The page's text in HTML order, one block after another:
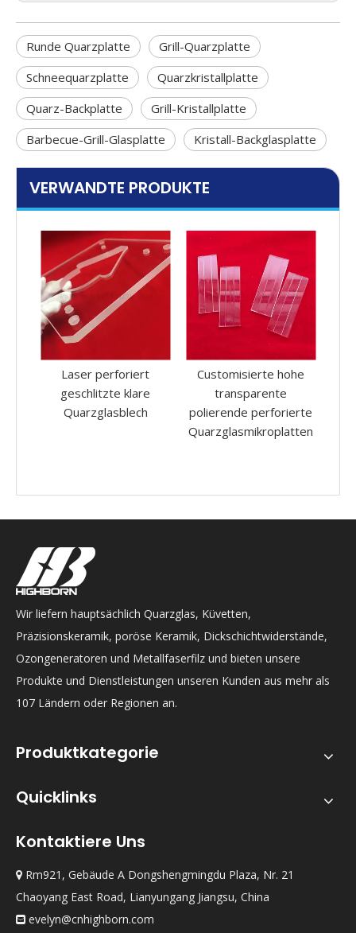
Runde Quarzplatte
Grill-Quarzplatte
Schneequarzplatte
Quarzkristallplatte
Quarz-Backplatte
Grill-Kristallplatte
Barbecue-Grill-Glasplatte
Kristall-Backglasplatte
VERWANDTE PRODUKTE
Customisierte hohe
transparente
polierende perforierte
Quarzglasmikroplatten
Rundes transparentes
Quarzglasfenster aus
Quarzglas
Wir liefern hauptsächlich Quarzglas, Küvetten,
Präzisionskeramik, poröse Keramik, Dickschichtwiderstände,
Ozongeneratoren und Metallfaserfilz und bieten unsere
Produkte und Dienstleistungen unseren Kunden aus mehr als
107 Ländern oder Regionen an.
Produktkategorie
Quicklinks
Kontaktiere Uns
 Rm921, Gebäude A Dongshengmingdu Plaza, Nr. 21
Chaoyang East Road, Lianyungang Jiangsu, China
 evelyn@cnhighborn.com